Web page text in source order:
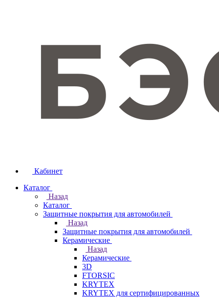
Кабинет
Каталог
Назад
Каталог
Защитные покрытия для автомобилей
Назад
Защитные покрытия для автомобилей
Керамические
Назад
Керамические
3D
FTORSIC
KRYTEX
KRYTEX для сертифицированных